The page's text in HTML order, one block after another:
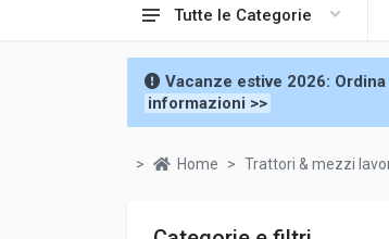
Tutte le Categorie
Vacanze estive 2026:
informazioni >>
Home Trattori & mezzi